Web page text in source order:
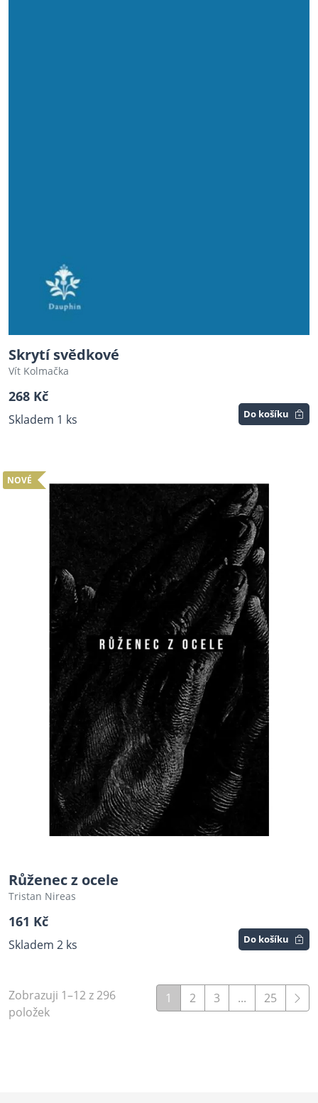
Skrytí svědkové
Vít Kolmačka
268 Kč
Skladem 1 ks Do košíku
NOVÉ
Růženec z ocele
Tristan Nireas
161 Kč
Skladem 2 ks Do košíku
Zobrazuji 1–12 z 296
položek
1 2 3 ... 25